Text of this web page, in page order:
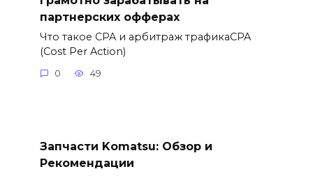
партнерских офферах
Что такое CPA и арбитраж трафикаCPA
(Cost Per Action)
0 49
Запчасти Komatsu: Обзор и
Рекомендации